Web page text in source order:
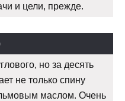
и цели, прежде.
но за десять
не только спину
маслом. Очень